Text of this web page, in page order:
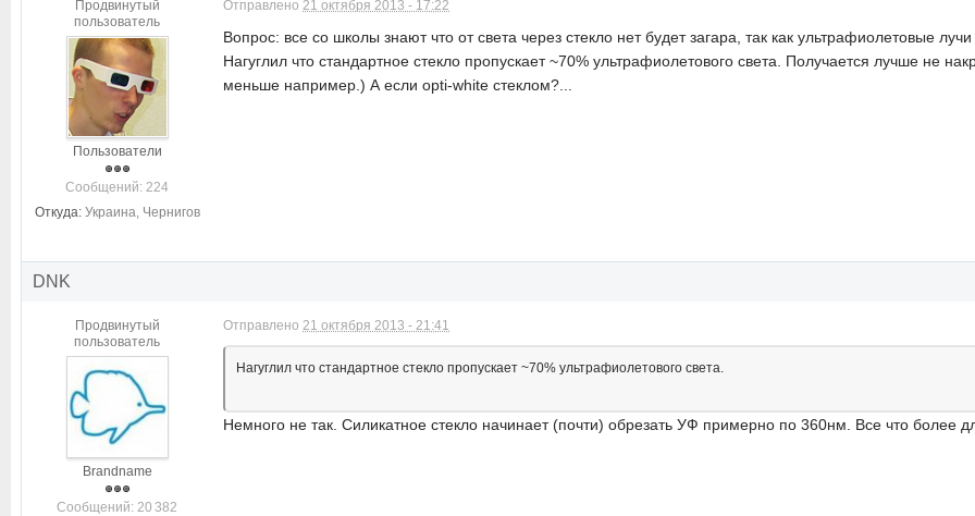
Продвинутый
пользователь
Пользователи
Cообщений: 224
Откуда: Украина, Чернигов
Отправлено 21 октября 2013 - 17:22
Вопрос: все со школы знают что от света через стекло нет будет загара, так как ультрафиолетовые
Нагуглил что стандартное стекло пропускает ~70% ультрафиолетового света. Получается лучше не
меньше например.) А если opti-white стеклом?...
DNK
Продвинутый
пользователь
Brandname
Cообщений: 20 382
Отправлено 21 октября 2013 - 21:41
Нагуглил что стандартное стекло пропускает ~70% ультрафиолетового света.
Немного не так. Силикатное стекло начинает (почти) обрезать УФ примерно по 360нм. Все что более